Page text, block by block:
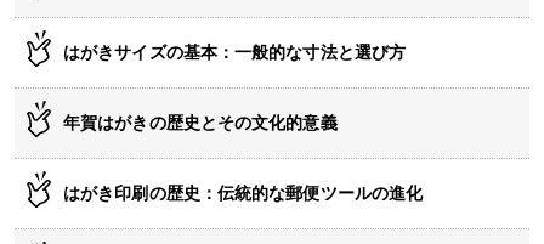
はがきサイズの基本：一般的な寸法と選び方
年賀はがきの歴史とその文化的意義
はがき印刷の歴史：伝統的な郵便ツールの進化